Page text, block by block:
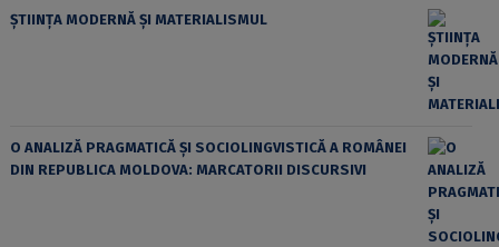
ȘTIINȚA MODERNĂ ȘI MATERIALISMUL
O ANALIZĂ PRAGMATICĂ ȘI SOCIOLINGVISTICĂ A ROMÂNEI
DIN REPUBLICA MOLDOVA: MARCATORII DISCURSIVI